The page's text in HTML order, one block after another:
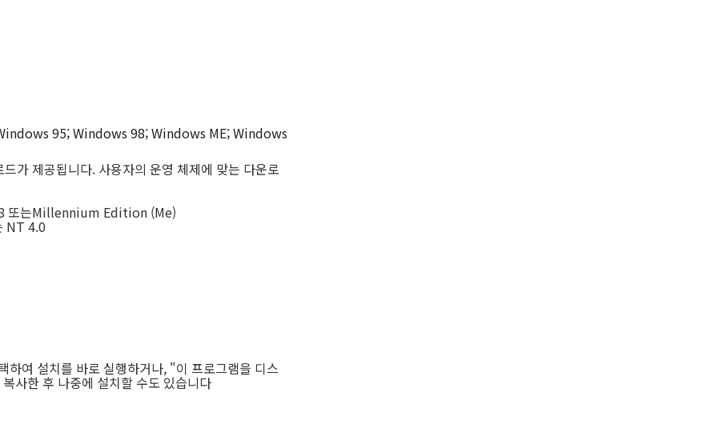
95; Windows 98; Windows ME; Windows
가 제공됩니다. 사용자의 운영 체제에 맞는 다운로
또는Millennium Edition (Me)
NT 4.0
여 설치를 바로 실행하거나, "이 프로그램을 디스
사한 후 나중에 설치할 수도 있습니다